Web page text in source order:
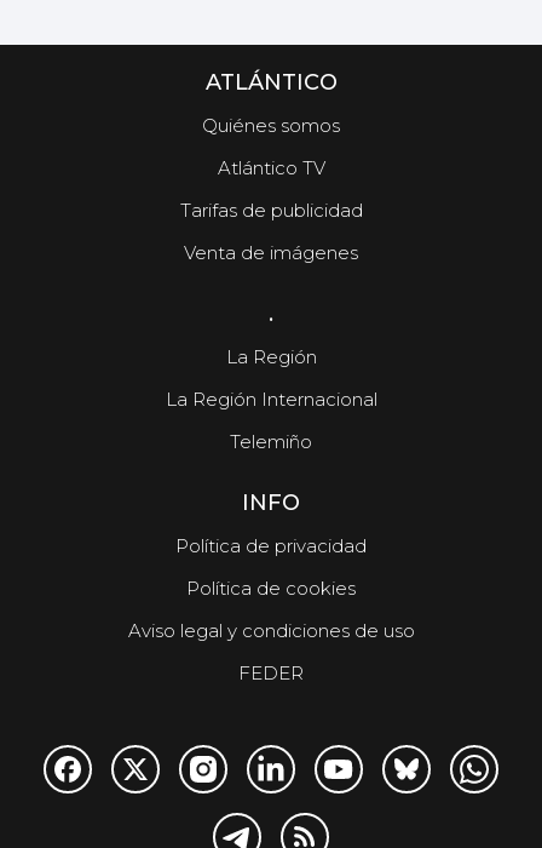
ATLÁNTICO
Quiénes somos
Atlántico TV
Tarifas de publicidad
Venta de imágenes
.
La Región
La Región Internacional
Telemiño
INFO
Política de privacidad
Política de cookies
Aviso legal y condiciones de uso
FEDER